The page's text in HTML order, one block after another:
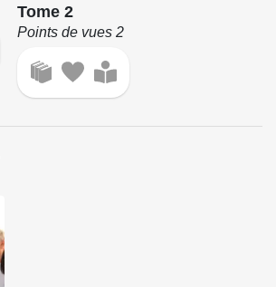
Tome 2
Points de vues 2